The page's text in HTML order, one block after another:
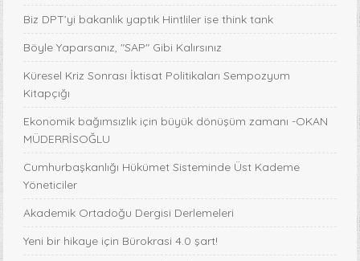
Biz DPT’yi bakanlık yaptık Hintliler ise think tank
Böyle Yaparsanız, "SAP" Gibi Kalırsınız
Küresel Kriz Sonrası İktisat Politikaları Sempozyum
Kitapçığı
Ekonomik bağımsızlık için büyük dönüşüm zamanı -OKAN
MÜDERRİSOĞLU
Cumhurbaşkanlığı Hükümet Sisteminde Üst Kademe
Yöneticiler
Akademik Ortadoğu Dergisi Derlemeleri
Yeni bir hikaye için Bürokrasi 4.0 şart!